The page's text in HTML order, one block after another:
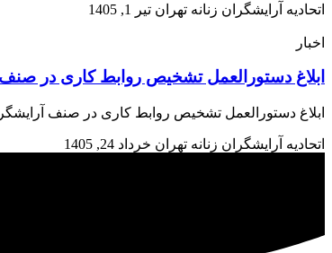
اتحادیه آرایشگران زنانه تهران تیر 1, 1405
اخبار
ابلاغ دستورالعمل تشخیص روابط کاری در
ابلاغ دستورالعمل تشخیص روابط کاری در صنف آرایشگران از سوی وزارت
اتحادیه آرایشگران زنانه تهران خرداد 24, 1405